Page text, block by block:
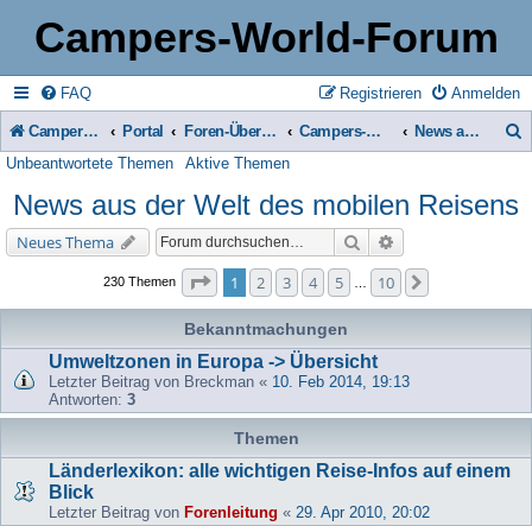
Campers-World-Forum
FAQ Anmelden
Registrieren
Campers-World-Forum Portal Foren-Übersicht Campers-World-Forum Intern News aus der Welt des mobilen Reisens
Unbeantwortete Themen Aktive Themen
News aus der Welt des mobilen Reisens
Neues Thema Suche
230 Themen Seite von
1 2 3 4 5 10
Bekanntmachungen
Umweltzonen in Europa -> Übersicht
Letzter Beitrag von Breckman « 10. Feb 2014, 19:13
Antworten: 3
Themen
Länderlexikon: alle wichtigen Reise-Infos auf einem
Blick
Letzter Beitrag von Forenleitung « 29. Apr 2010, 20:02